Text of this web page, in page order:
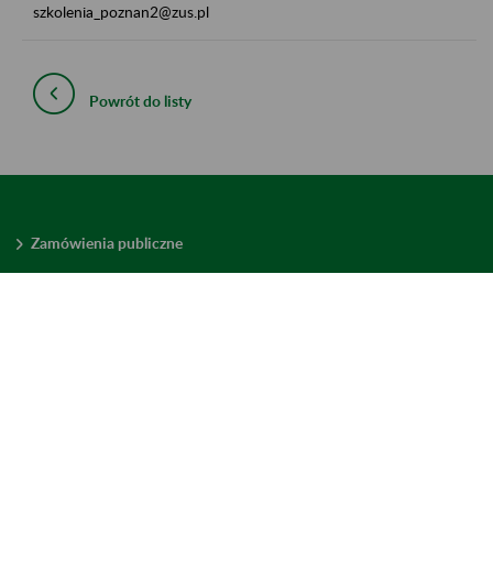
szkolenia_poznan2@zus.pl
Powrót do listy
Zamówienia publiczne